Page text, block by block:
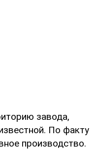
завода,
По факту
производство.